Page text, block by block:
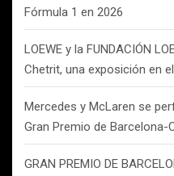
Fórmula 1 en 2026
LOEWE y la FUNDACIÓN
Chetrit, una exposición en
Mercedes y McLaren se
Gran Premio de Barcelona-
GRAN PREMIO DE